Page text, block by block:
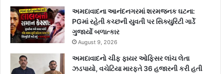
અમદાવાદના આનંદનગરમાં શરમજનક ઘટના:
PGમાં રહેતી કચ્છની યુવતી પર સિક્યુરિટી ગાર્ડે
ગુજાર્યો બળાત્કાર
August 9, 2026
અમદાવાદનો ચીફ ફાયર ઓફિસર લાંચ લેતા
ઝડપાયો, વચેટિયા મારફતે 36 હજારની કરી હતી